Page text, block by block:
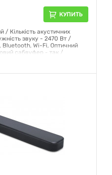
КУПИТЬ
/ Кількість акустичних
звуку - 2470 Вт /
Bluetooth, Wi-Fi, Оптичний
сабвуфер - так /